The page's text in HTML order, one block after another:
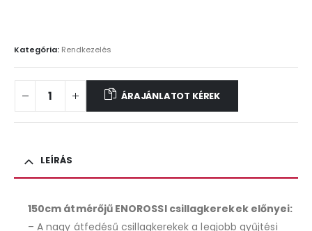
Kategória: Rendkezelés
ÁRAJÁNLATOT KÉREK
LEÍRÁS
150cm átmérőjű ENOROSSI csillagkerekek előnyei:
– A nagy átfedésű csillagkerekek a legjobb gyűjtési